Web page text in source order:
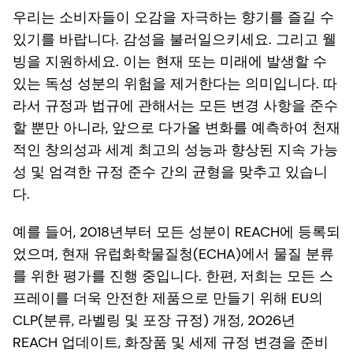
우리는 소비자들이 오감을 자극하는 향기를 즐길 수
있기를 바랍니다. 감성을 불러일으키세요. 그리고 웰
빙을 지원하세요. 이는 현재 또는 미래에 발생할 수
있는 독성 성분의 위험을 제거한다는 의미입니다. 따
라서 규정과 법규에 관해서는 모든 변경 사항을 준수
할 뿐만 아니라, 앞으로 다가올 변화를 예측하여 천재
적인 창의성과 세계 최고의 성능과 향상된 지속 가능
성 및 엄격한 규정 준수 간의 균형을 맞추고 있습니
다.
예를 들어, 2018년부터 모든 성분이 REACH에 등록되
었으며, 현재 유럽화학물질청(ECHA)에서 물질 분류
를 위한 평가를 진행 중입니다. 한편, 저희는 모든 스
프레이를 더욱 안전한 제품으로 만들기 위해 EU의
CLP(분류, 라벨링 및 포장 규정) 개정, 2026년
REACH 업데이트, 화장품 및 세제 규정 변경을 준비